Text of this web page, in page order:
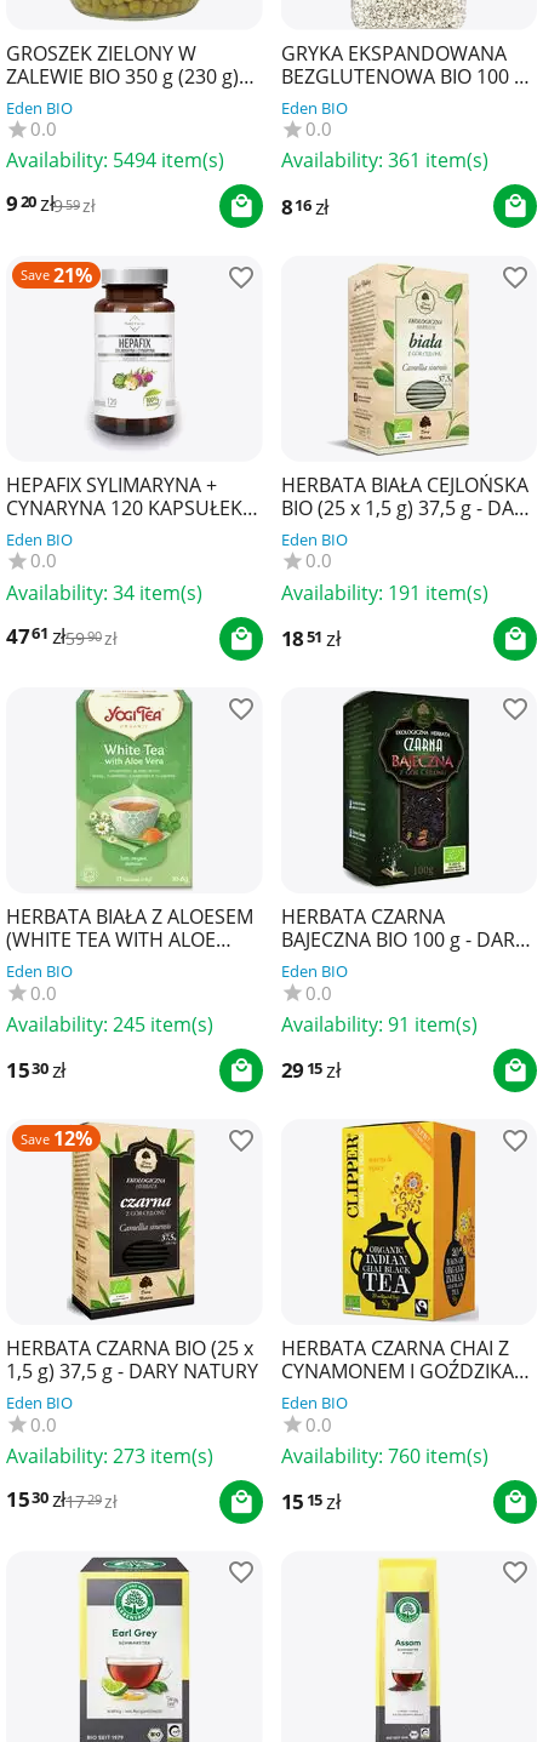
GROSZEK ZIELONY W
ZALEWIE BIO 350 g (230 g)
(SŁOIK) - BIO PLANET
Eden BIO
0.0
Availability: 5494 item(s)
920zł959zł
GRYKA EKSPANDOWANA
BEZGLUTENOWA BIO 100 g -
BIO PLANET
Eden BIO
0.0
Availability: 361 item(s)
816zł
Save 21%
HEPAFIX SYLIMARYNA +
CYNARYNA 120 KAPSUŁEK -
SOUL FARM
Eden BIO
0.0
Availability: 34 item(s)
4761 zł5990 zł
HERBATA BIAŁA CEJLOŃSKA
BIO (25 x 1,5 g) 37,5 g - DARY
NATURY
Eden BIO
0.0
Availability: 191 item(s)
1851 zł
HERBATA BIAŁA Z ALOESEM
(WHITE TEA WITH ALOE
VERA) BIO (17 x 1,8 g) 30,6 g
- YOGI TEA
Eden BIO
0.0
Availability: 245 item(s)
1530zł
HERBATA CZARNA
BAJECZNA BIO 100 g - DARY
NATURY
Eden BIO
0.0
Availability: 91 item(s)
29 15zł
Save 12%
HERBATA CZARNA BIO (25 x
1,5 g) 37,5 g - DARY NATURY
Eden BIO
0.0
Availability: 273 item(s)
1530zł1729zł
HERBATA CZARNA CHAI Z
CYNAMONEM I GOŹDZIKAMI
FAIR TRADE BIO (20 x 2,5 g)
50 g - CLIPPER
Eden BIO
0.0
Availability: 760 item(s)
15 15zł